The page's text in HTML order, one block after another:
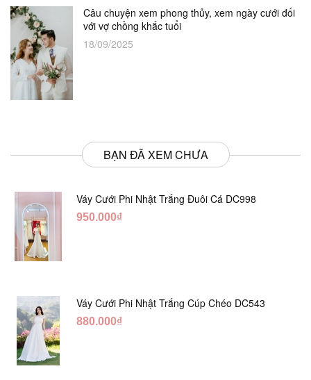
Câu chuyện xem phong thủy, xem ngày cưới đối
với vợ chồng khắc tuổi
18/09/2025
BẠN ĐÃ XEM CHƯA
Váy Cưới Phi Nhật Trắng Đuôi Cá DC998
950.000₫
Váy Cưới Phi Nhật Trắng Cúp Chéo DC543
880.000₫